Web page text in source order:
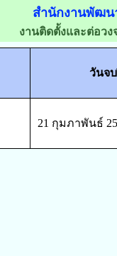
สำนักงานพัฒน
งานติดตั้งและต่อว
วันจ
21 กุมภาพันธ์